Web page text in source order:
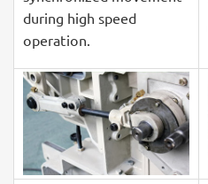
during high speed
operation.